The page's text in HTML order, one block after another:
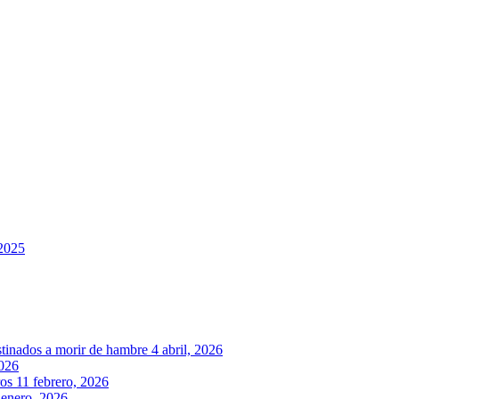
a morir de hambre 4 abril, 2026
11 febrero, 2026